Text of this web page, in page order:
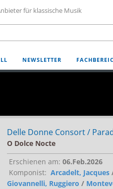
für klassische Musik
NEWSLETTER
Delle Donne Consort /
O Dolce Nocte
Erschienen am: 06.Feb.2026
Komponist: Arcadelt, Jacques
Giovannelli, Ruggiero /